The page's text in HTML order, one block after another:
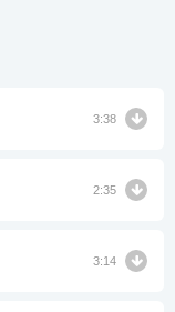
3:38
2:35
3:14